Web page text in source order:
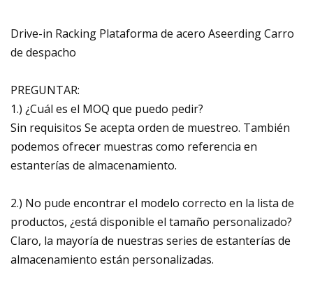
Drive-in Racking Plataforma de acero Aseerding Carro
de despacho
PREGUNTAR:
1.) ¿Cuál es el MOQ que puedo pedir?
Sin requisitos Se acepta orden de muestreo. También
podemos ofrecer muestras como referencia en
estanterías de almacenamiento.
2.) No pude encontrar el modelo correcto en la lista de
productos, ¿está disponible el tamaño personalizado?
Claro, la mayoría de nuestras series de estanterías de
almacenamiento están personalizadas.